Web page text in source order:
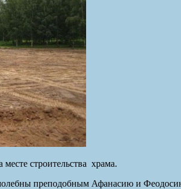
месте строительства храма.
преподобным Афанасию и